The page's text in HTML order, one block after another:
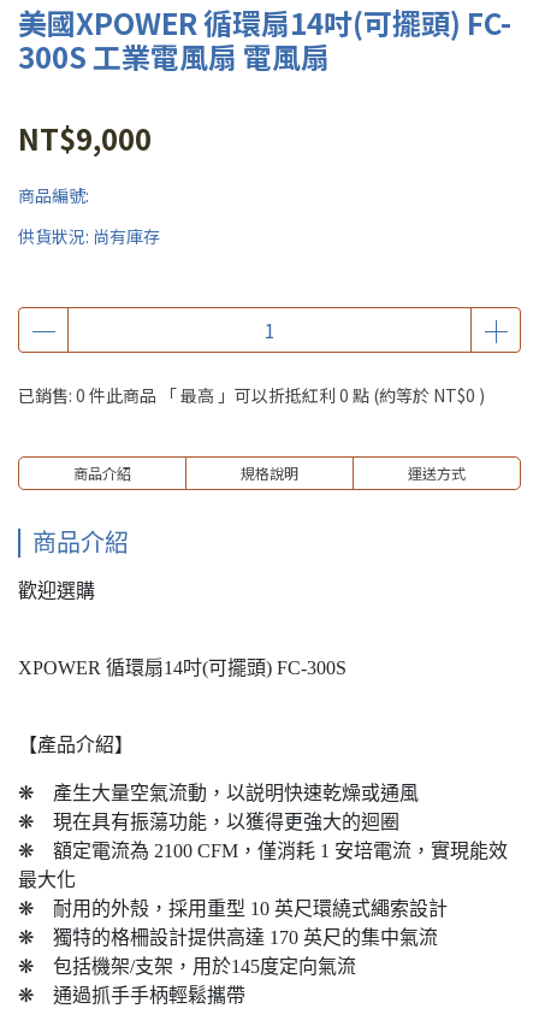
美國XPOWER 循環扇14吋(可擺頭) FC-
300S 工業電風扇 電風扇
NT$9,000
商品編號:
供貨狀況: 尚有庫存
已銷售: 0 件此商品 「 最高 」可以折抵紅利 0 點 (約等於 NT$0 )
商品介紹 規格說明 運送方式
商品介紹
歡迎選購
XPOWER 循環扇14吋(可擺頭) FC-300S
【產品介紹】
❋ 產生大量空氣流動，以説明快速乾燥或通風
❋ 現在具有振蕩功能，以獲得更強大的迴圈
❋ 額定電流為 2100 CFM，僅消耗 1 安培電流，實現能效
最大化
❋ 耐用的外殼，採用重型 10 英尺環繞式繩索設計
❋ 獨特的格柵設計提供高達 170 英尺的集中氣流
❋ 包括機架/支架，用於145度定向氣流
❋ 通過抓手手柄輕鬆攜帶